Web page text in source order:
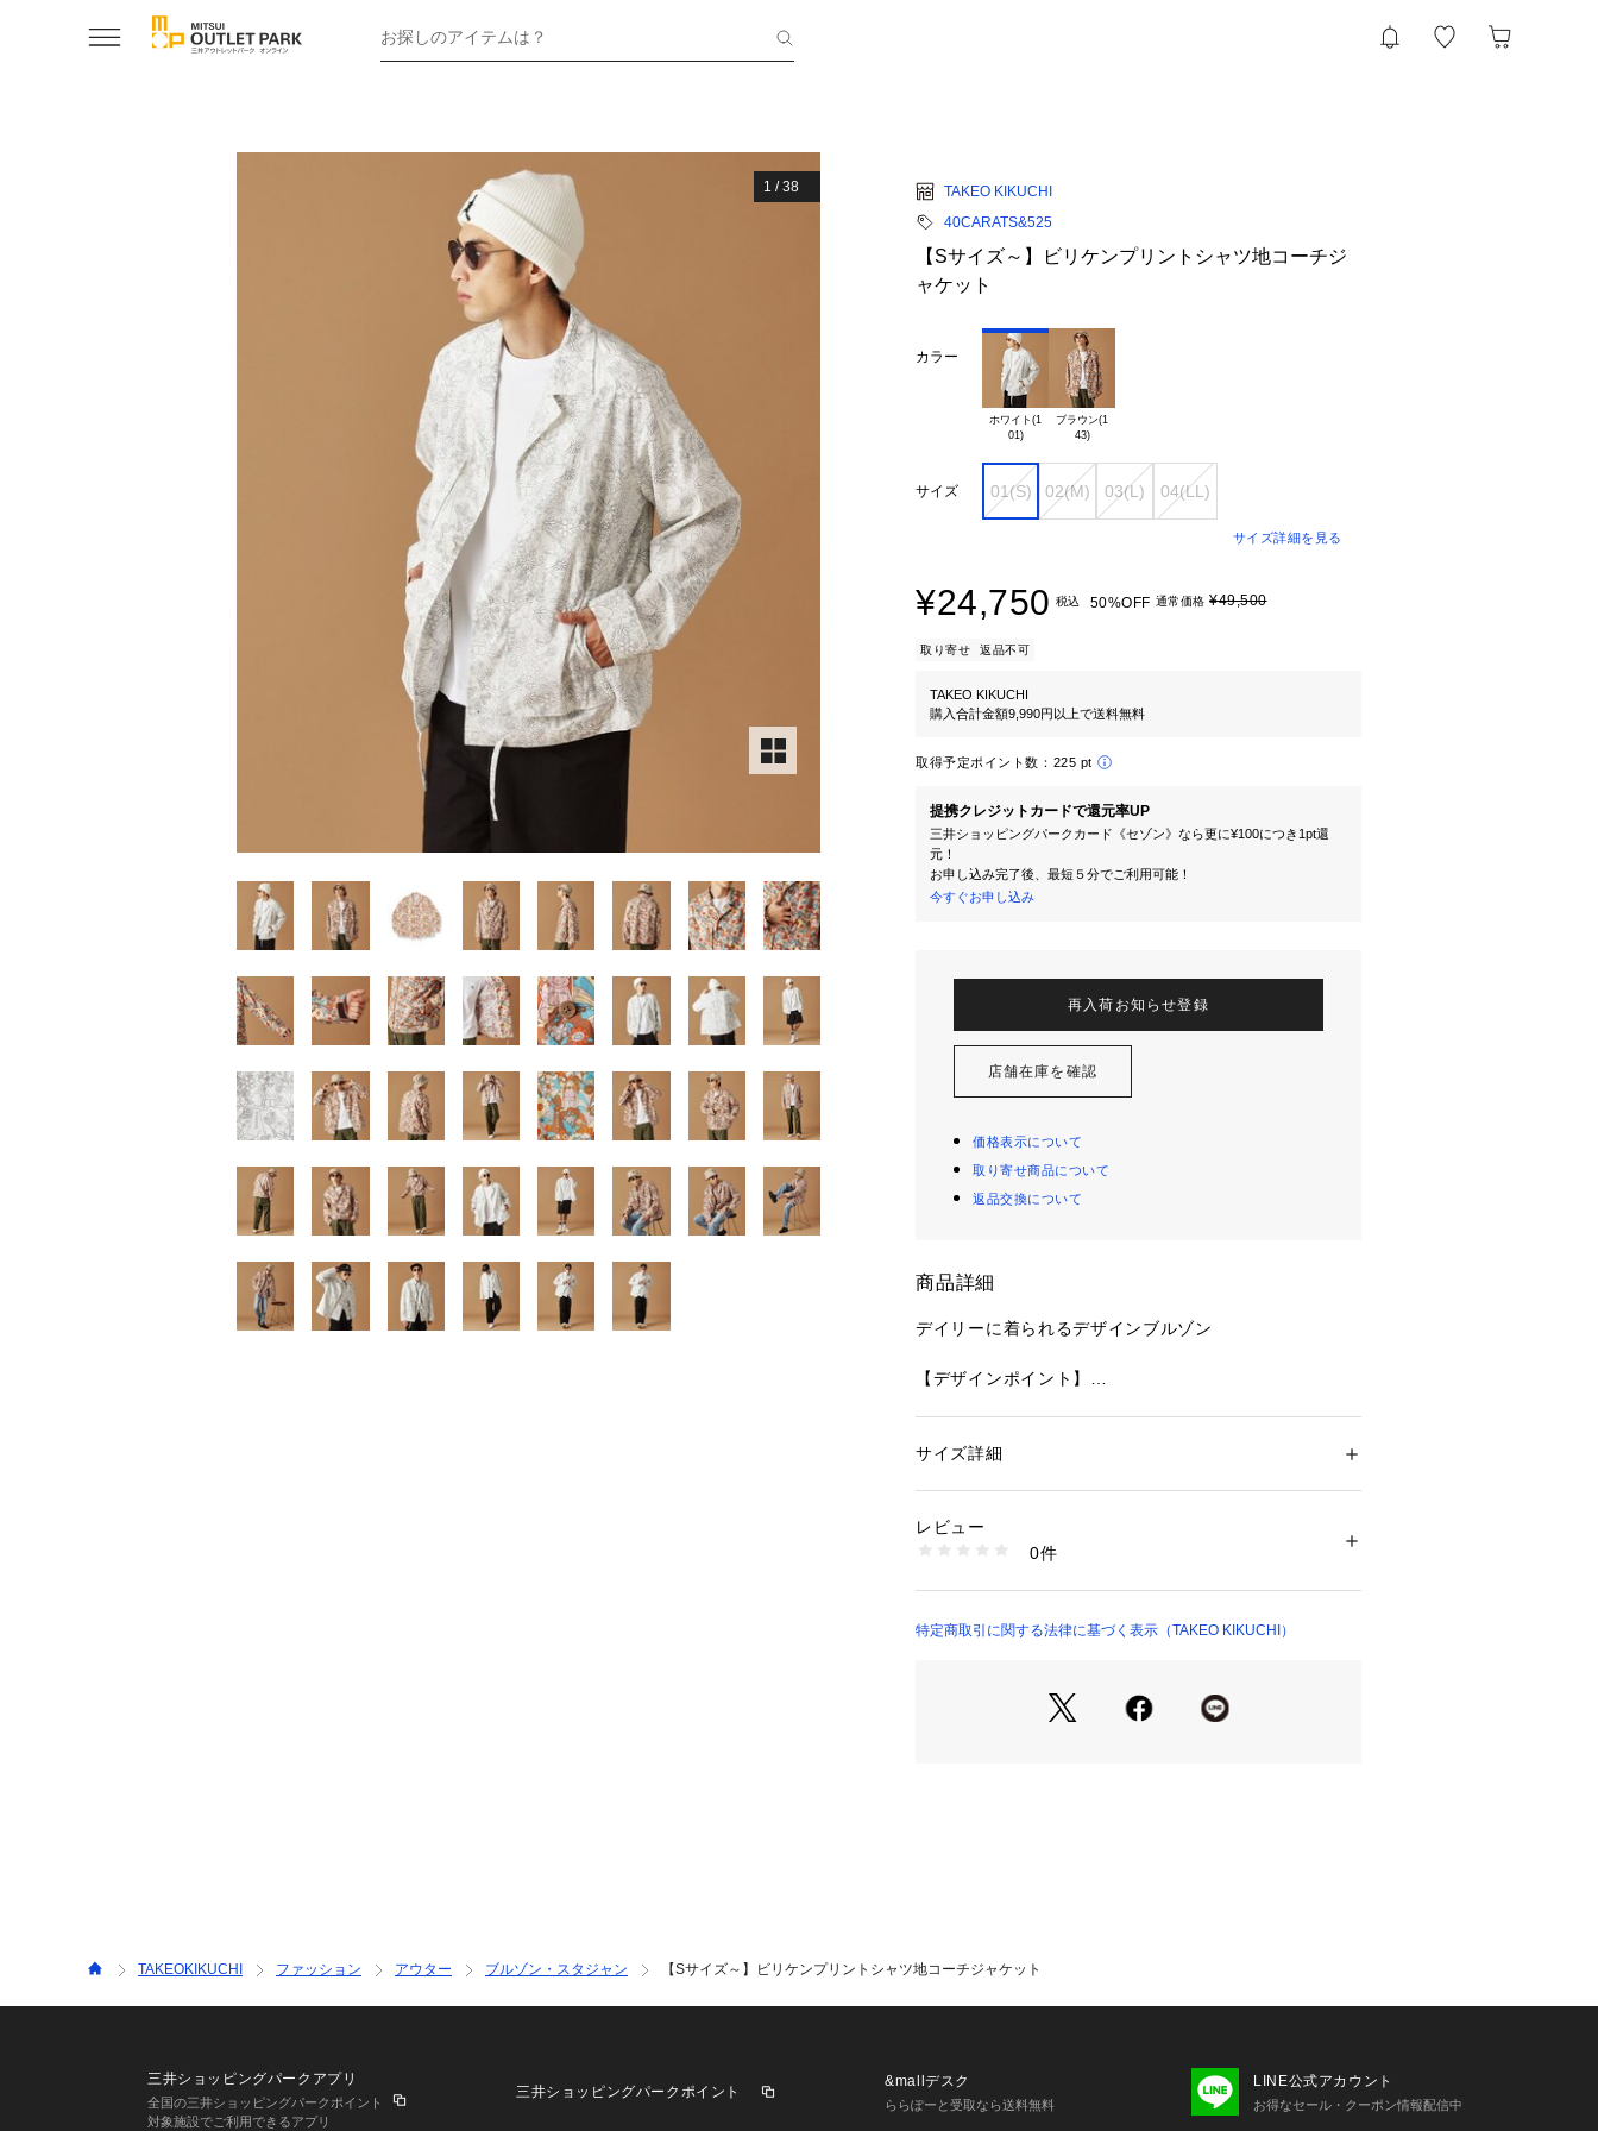
お探しのアイテムは？
1 /38
TAKEO KIKUCHI
40CARATS&525
【Sサイズ～】ビリケンプリントシャツ地コーチジ
ャケット
カラー
ホワイト(1
01)
ブラウン(1
43)
サイズ 01(S) 02(M) 03(L) 04(LL)
サイズ詳細を見る
¥24,750 税込 50%OFF 通常価格 ¥49,500
取り寄せ 返品不可
TAKEO KIKUCHI
購入合計金額9,990円以上で送料無料
取得予定ポイント数： 225 pt
提携クレジットカードで還元率UP
三井ショッピングパークカード《セゾン》なら更に¥100につき1pt還
元！
お申し込み完了後、最短５分でご利用可能！
今すぐお申し込み
再入荷お知らせ登録
店舗在庫を確認
価格表示について
取り寄せ商品について
返品交換について
商品詳細
デイリーに着られるデザインブルゾン
【デザインポイント】
も兼ね揃えているアイテムになっています。
よくあるコーチジャケットとは一線を画す1枚となって
そんなデザインを置き去りにしてしまうほどインパクト
があるプリントシャツ素材を採用。
ろ、
「子供の頃、親父がよくビリケンさんの落書きをしてく
時流はもちろんですが、このエピソードを大切にした素
性別：メンズ
商品番号：
205-54011 （ショップ）
サイズ詳細
レビュー
0件
特定商取引に関する法律に基づく表示（TAKEO KIKUCHI）
TAKEOKIKUCHI ファッション アウター ブルゾン・スタジャン 【Sサイズ～】ビリケンプリントシャツ地コーチジャケット
三井ショッピングパークアプリ
全国の三井ショッピングパークポイント
対象施設でご利用できるアプリ
三井ショッピングパークポイント
&mallデスク
ららぽーと受取なら送料無料
LINE公式アカウント
お得なセール・クーポン情報配信中